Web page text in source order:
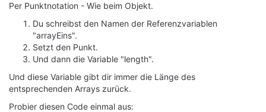
Per Punktnotation - Wie beim Objekt.
Du schreibst den Namen der Referenzvariablen
"arrayEins".
Setzt den Punkt.
Und dann die Variable "length".
Und diese Variable gibt dir immer die Länge des
entsprechenden Arrays zurück.
Probier diesen Code einmal aus: